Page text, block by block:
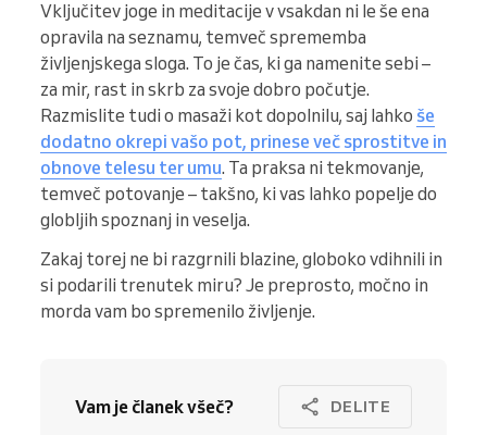
Vključitev joge in meditacije v vsakdan ni le še ena
opravila na seznamu, temveč sprememba
življenjskega sloga. To je čas, ki ga namenite sebi –
za mir, rast in skrb za svoje dobro počutje.
Razmislite tudi o masaži kot dopolnilu, saj lahko še
dodatno okrepi vašo pot, prinese več sprostitve in
obnove telesu ter umu. Ta praksa ni tekmovanje,
temveč potovanje – takšno, ki vas lahko popelje do
globljih spoznanj in veselja.
Zakaj torej ne bi razgrnili blazine, globoko vdihnili in
si podarili trenutek miru? Je preprosto, močno in
morda vam bo spremenilo življenje.
Vam je članek všeč? DELITE